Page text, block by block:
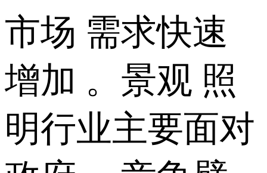
市场 需求快速
增加 。景观 照
明行业主要面对